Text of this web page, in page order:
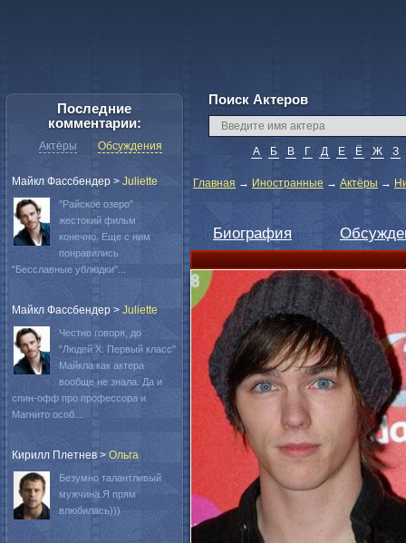
Поиск Актеров
А Б В Г Д Е Ё Ж З
Главная → Иностранные → Актёры →
Биография
Последние
комментарии:
Актёры Обсуждения
Майкл Фассбендер > Juliette
"Райское озеро"
жестокий фильм
конечно. Еще с ним
понравились
"Бесславные ублюдки"...
Майкл Фассбендер > Juliette
Честно говоря, до
"Людей Х: Первый класс"
Майкла как актера
вообще не знала. Да и
спин-офф про профессора и
Магнито особ...
Кирилл Плетнев > Oльга
Безумно талантливый
мужчина.Я прям
влюбилась)))